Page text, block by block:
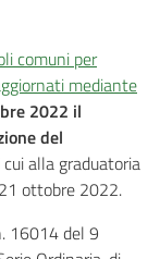
comuni per
mediante
2022 il
del
alla graduatoria
ottobre 2022.
16014 del 9